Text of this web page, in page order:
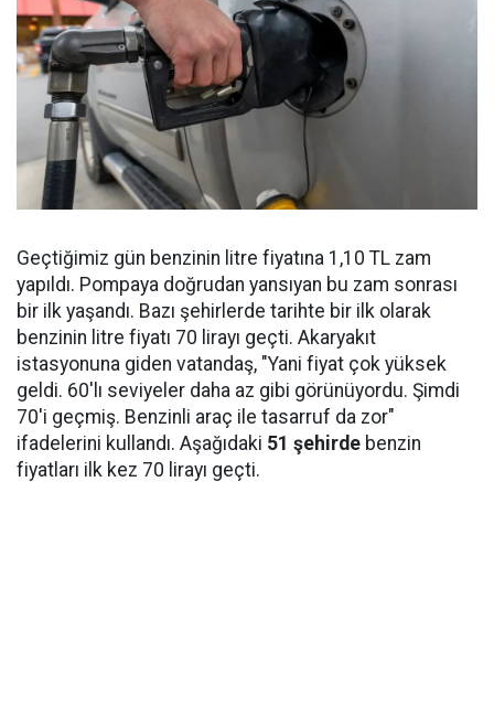
Geçtiğimiz gün benzinin litre fiyatına 1,10 TL zam
yapıldı. Pompaya doğrudan yansıyan bu zam sonrası
bir ilk yaşandı. Bazı şehirlerde tarihte bir ilk olarak
benzinin litre fiyatı 70 lirayı geçti. Akaryakıt
istasyonuna giden vatandaş, "Yani fiyat çok yüksek
geldi. 60'lı seviyeler daha az gibi görünüyordu. Şimdi
70'i geçmiş. Benzinli araç ile tasarruf da zor"
ifadelerini kullandı. Aşağıdaki 51 şehirde benzin
fiyatları ilk kez 70 lirayı geçti.